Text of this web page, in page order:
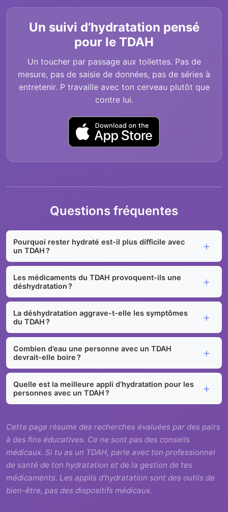
Un suivi d’hydratation pensé
pour le TDAH
Un toucher par passage aux toilettes. Pas de
mesure, pas de saisie de données, pas de séries à
entretenir. P travaille avec ton cerveau plutôt que
contre lui.
Questions fréquentes
Pourquoi rester hydraté est-il plus difficile avec
un TDAH ?
Les médicaments du TDAH provoquent-ils une
déshydratation ?
La déshydratation aggrave-t-elle les symptômes
du TDAH ?
Combien d’eau une personne avec un TDAH
devrait-elle boire ?
Quelle est la meilleure appli d’hydratation pour les
personnes avec un TDAH ?
Cette page résume des recherches évaluées par des pairs
à des fins éducatives. Ce ne sont pas des conseils
médicaux. Si tu as un TDAH, parle avec ton professionnel
de santé de ton hydratation et de la gestion de tes
médicaments. Les applis d’hydratation sont des outils de
bien-être, pas des dispositifs médicaux.